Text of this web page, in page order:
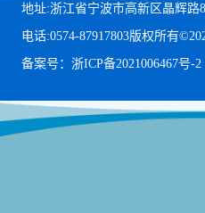
地址:浙江省宁波市高新区晶辉路
电话:0574-87917803版权所有
备案号：浙ICP备2021006467号-2